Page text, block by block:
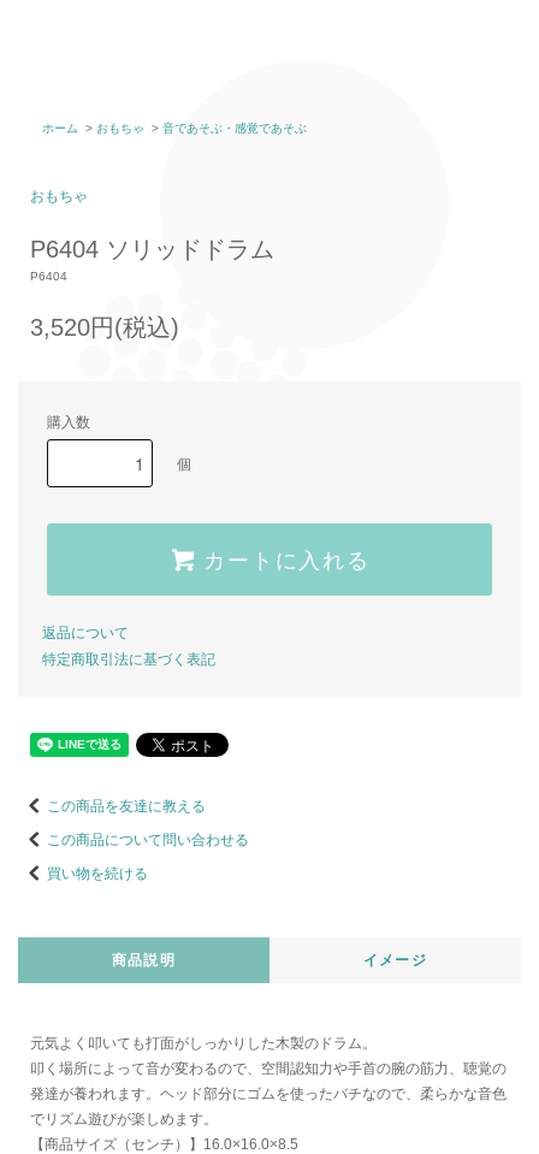
ホーム > おもちゃ > 音であそぶ・感覚であそぶ
おもちゃ
P6404 ソリッドドラム
P6404
3,520円(税込)
購入数
個
カートに入れる
返品について
特定商取引法に基づく表記
この商品を友達に教える
この商品について問い合わせる
買い物を続ける
商品説明 イメージ
元気よく叩いても打面がしっかりした木製のドラム。
叩く場所によって音が変わるので、空間認知力や手首の腕の筋力、聴覚の
発達が養われます。ヘッド部分にゴムを使ったバチなので、柔らかな音色
でリズム遊びが楽しめます。
【商品サイズ（センチ）】16.0×16.0×8.5